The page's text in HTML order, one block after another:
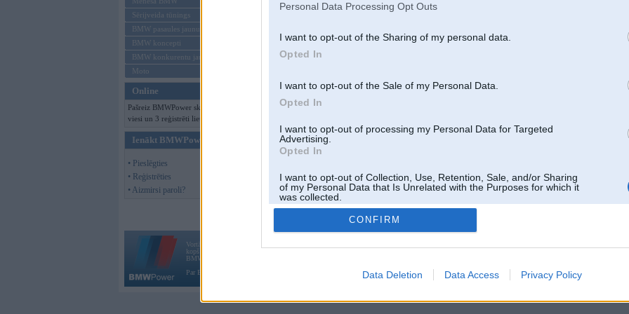
Personal Data Processing Opt Outs
I want to opt-out of the Sharing of my personal data.
Opted In
I want to opt-out of the Sale of my Personal Data.
Opted In
I want to opt-out of processing my Personal Data for Targeted
Advertising.
Opted In
I want to opt-out of Collection, Use, Retention, Sale, and/or Sharing
of my Personal Data that Is Unrelated with the Purposes for which it
was collected.
Opted Out
CONFIRM
Data Deletion Data Access Privacy Policy
Sērijveida tūnings
BMW pasaules jaunumi
BMW koncepti
BMW konkurentu jaunumi
Moto
Online
Pašreiz BMWPower skatās 177
viesi un 3 reģistrēti lietotāji.
Ienākt BMWPower
• Pieslēgties
• Reģistrēties
• Aizmirsi paroli?
Vortāls BMWPower.lv darbojas
kopš 2002. gada 14. maija. Tas nav auto klubs un nav saistīts ar
BMW AG.
Par BMWPower